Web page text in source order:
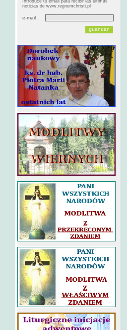
noticias de www.regnumchristi.pl
e-mail